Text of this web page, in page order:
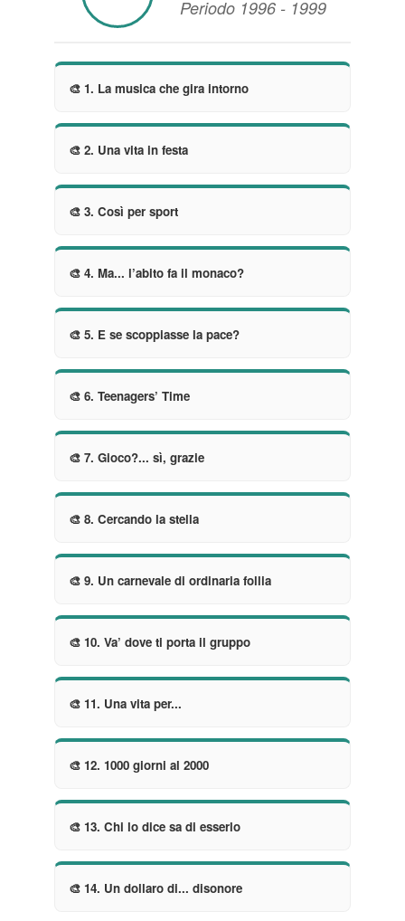
Periodo 1996 - 1999
🎨 1. La musica che gira intorno
🎨 2. Una vita in festa
🎨 3. Così per sport
🎨 4. Ma... l’abito fa il monaco?
🎨 5. E se scoppiasse la pace?
🎨 6. Teenagers’ Time
🎨 7. Gioco?... sì, grazie
🎨 8. Cercando la stella
🎨 9. Un carnevale di ordinaria follia
🎨 10. Va’ dove ti porta il gruppo
🎨 11. Una vita per...
🎨 12. 1000 giorni al 2000
🎨 13. Chi lo dice sa di esserlo
🎨 14. Un dollaro di... disonore